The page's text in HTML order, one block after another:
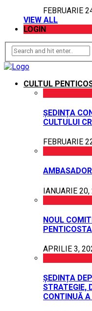
FEBRUARIE
VIEW ALL
LOGIN
CULTUL
ȘEDINȚA
CULTULUI
FEBRUARIE
IANUARIE
NOUL
APRILIE 3,
ȘEDINȚA
STRATEGIE,
CONTINUĂ A